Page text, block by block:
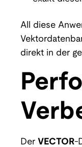
All diese
direkt in der
Der VECTOR-